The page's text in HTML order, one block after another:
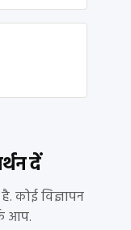
दें
कोई विज्ञापन
आप.